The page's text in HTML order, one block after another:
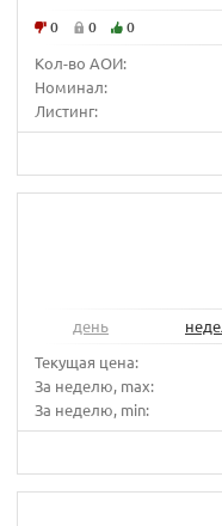
0 0 0
Кол-во АОИ:
Номинал:
Листинг:
день
Текущая цена:
За неделю, max:
За неделю, min: